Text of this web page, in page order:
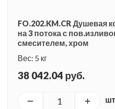
FO.202.KM.CR Душевая
на 3 потока с
смесителем, хром
Вес: 5 кг
38 042.04 руб.